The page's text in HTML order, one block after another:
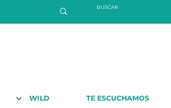
WILD TE ESCUCHAMOS